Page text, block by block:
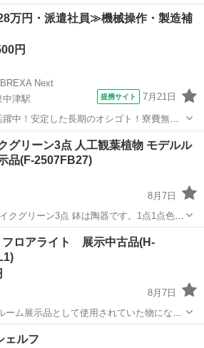
いない傷や汚れなどがある場合もご...
駅 インテリア雑貨/小物 フェイク
万円・派遣社員≫機械操作・製造補
円
Next
中津駅
提携サイト 7月21日
中！安定した長期のオシゴト！寮費無料
40代の男性活躍中★未経験活躍中！高時
装置内部
駅
グリーン3点 人工観葉植物 モデルル
品(F-2507FB27)
8月7日
品のため、写真に写っていな...
インテリア雑貨/小物
ロアライト 展示中古品(H-
8月7日
ーム展示品として使用されていた物になり
含まれます) ・商品:フロアライ
シェルフ